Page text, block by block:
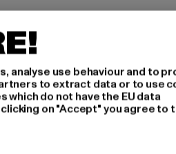
auch bekannt als
bringen ein exotisches
und sind
analyse use behaviour and to
to extract data or to use
do not have the EU data
on "Accept" you agree to